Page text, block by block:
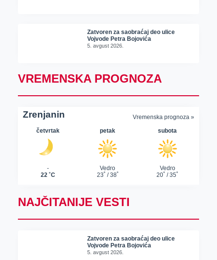
Zatvoren za saobraćaj deo ulice
Vojvode Petra Bojovića
5. avgust 2026.
VREMENSKA PROGNOZA
NAJČITANIJE VESTI
Zatvoren za saobraćaj deo ulice
Vojvode Petra Bojovića
5. avgust 2026.